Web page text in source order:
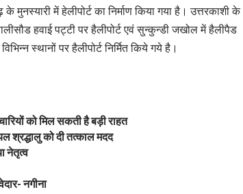
मुनस्यारी में हेलीपोर्ट का निर्माण किया गया है। उत्तरकाशी के
हवाई पट्टी पर हैलीपोर्ट एवं सुन्कुन्डी जखोल में हैलीपैड
स्थानों पर हैलीपोर्ट निर्मित किये गये है।
को मिल सकती है बड़ी राहत
श्रद्धालु को दी तत्काल मदद
नेतृत्व
नगीना